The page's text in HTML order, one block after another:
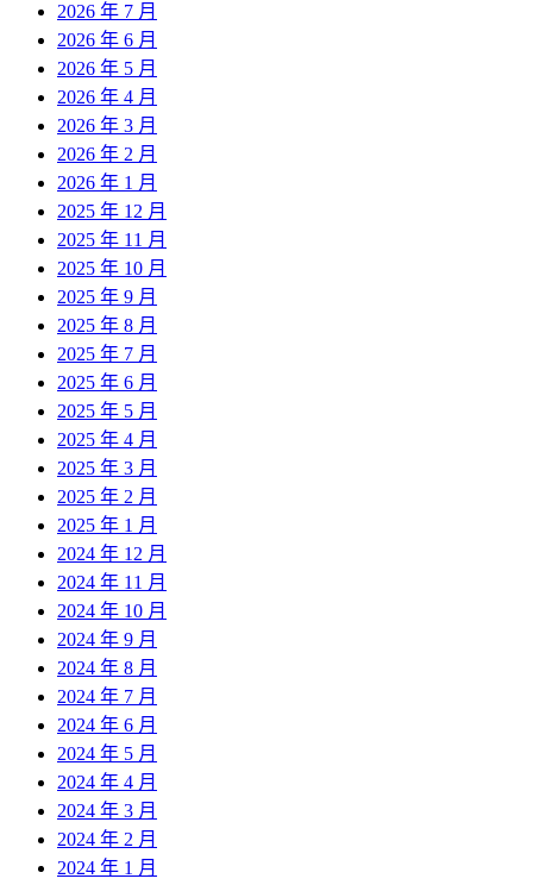
2026 年 7 月
2026 年 6 月
2026 年 5 月
2026 年 4 月
2026 年 3 月
2026 年 2 月
2026 年 1 月
2025 年 12 月
2025 年 11 月
2025 年 10 月
2025 年 9 月
2025 年 8 月
2025 年 7 月
2025 年 6 月
2025 年 5 月
2025 年 4 月
2025 年 3 月
2025 年 2 月
2025 年 1 月
2024 年 12 月
2024 年 11 月
2024 年 10 月
2024 年 9 月
2024 年 8 月
2024 年 7 月
2024 年 6 月
2024 年 5 月
2024 年 4 月
2024 年 3 月
2024 年 2 月
2024 年 1 月